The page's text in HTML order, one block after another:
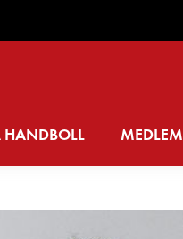
HANDBOLL MEDLEM